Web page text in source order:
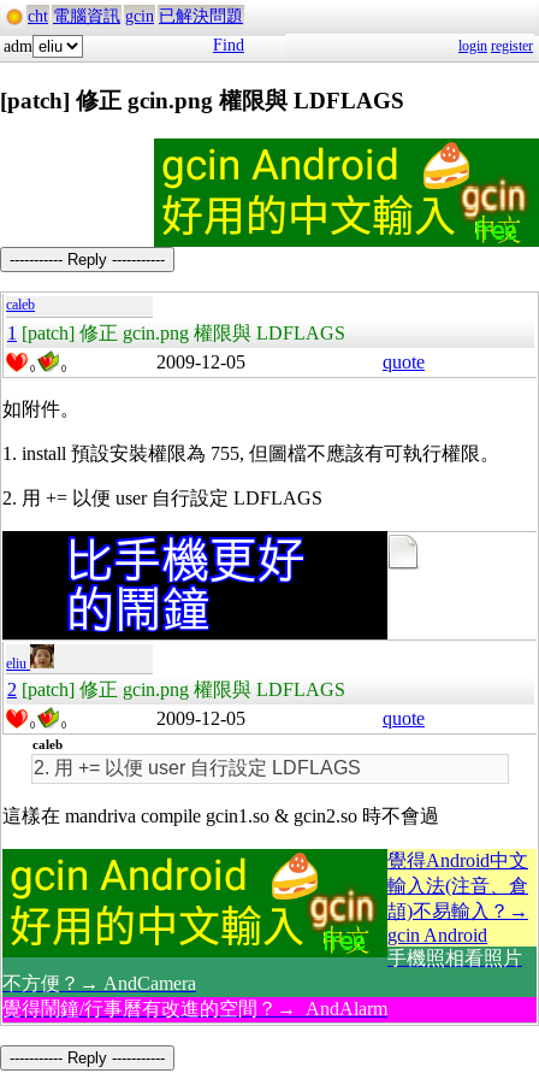
cht 電腦資訊 gcin 已解決問題
adm
Find login register
[patch] 修正 gcin.png 權限與 LDFLAGS
----------- Reply -----------
caleb
1 [patch] 修正 gcin.png 權限與 LDFLAGS
0 0 2009-12-05 quote
如附件。
1. install 預設安裝權限為 755, 但圖檔不應該有可執行權限。
2. 用 += 以便 user 自行設定 LDFLAGS
eliu
2 [patch] 修正 gcin.png 權限與 LDFLAGS
0 0 2009-12-05 quote
caleb
2. 用 += 以便 user 自行設定 LDFLAGS
這樣在 mandriva compile gcin1.so & gcin2.so 時不會過
覺得Android中文
輸入法(注音、倉
頡)不易輸入？→
gcin Android
手機照相看照片
不方便？→ AndCamera
覺得鬧鐘/行事曆有改進的空間？→ AndAlarm
----------- Reply -----------